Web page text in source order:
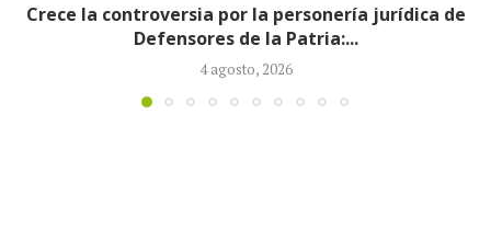
Abelardo de la Espriella completa su gabinete
ministerial con la designación de...
3 agosto, 2026